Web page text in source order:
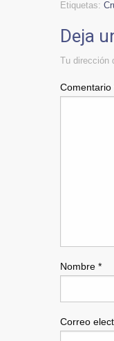
Etiquetas:
Deja
Tu dirección
Comentario
Nombre *
Correo